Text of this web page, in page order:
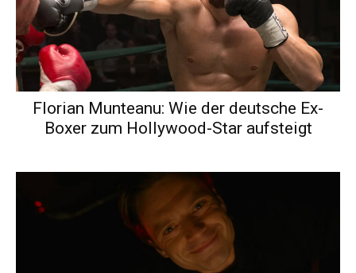
Florian Munteanu: Wie der deutsche Ex-
Boxer zum Hollywood-Star aufsteigt